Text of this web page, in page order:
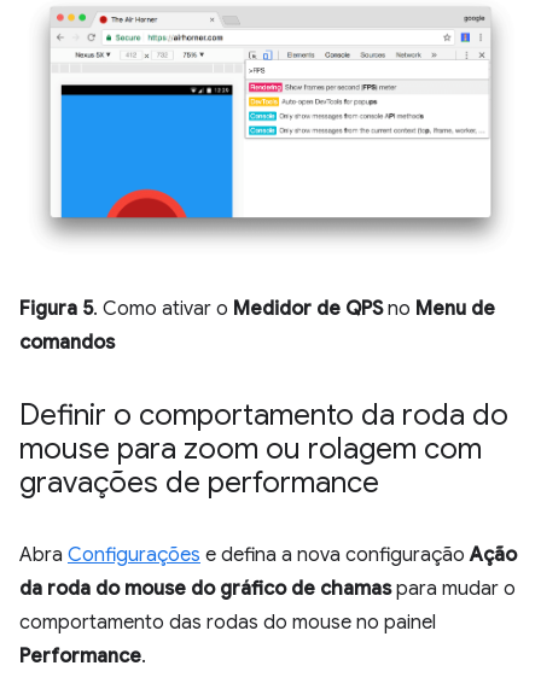
Figura 5. Como ativar o Medidor de QPSno Menu de
comandos
Definir o comportamento da roda do
mouse para zoom ou rolagem com
gravações de performance
Abra Configurações e defina a nova configuraçãoAção
da roda do mouse do gráfico de chamaspara mudar o
comportamento das rodas do mouse no painel
Performance.